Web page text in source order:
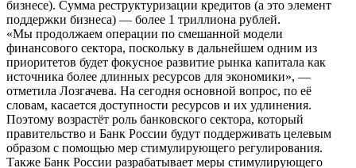
бизнесе). Сумма реструктуризации кредитов (а это элемент
поддержки бизнеса) — более 1 триллиона рублей.
«Мы продолжаем операции по смешанной модели
финансового сектора, поскольку в дальнейшем одним из
приоритетов будет фокусное развитие рынка капитала как
источника более длинных ресурсов для экономики», —
отметила Лозгачева. На сегодня основной вопрос, по её
словам, касается доступности ресурсов и их удлинения.
Поэтому возрастёт роль банковского сектора, который
правительство и Банк России будут поддерживать целевым
образом с помощью мер стимулирующего регулирования.
Также Банк России разрабатывает меры стимулирующего